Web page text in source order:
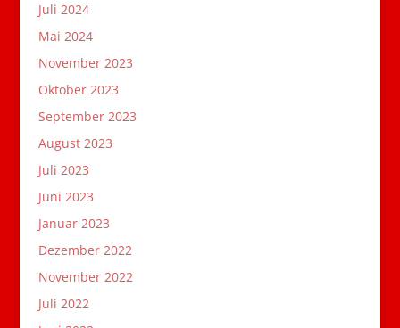
Juli 2024
Mai 2024
November 2023
Oktober 2023
September 2023
August 2023
Juli 2023
Juni 2023
Januar 2023
Dezember 2022
November 2022
Juli 2022